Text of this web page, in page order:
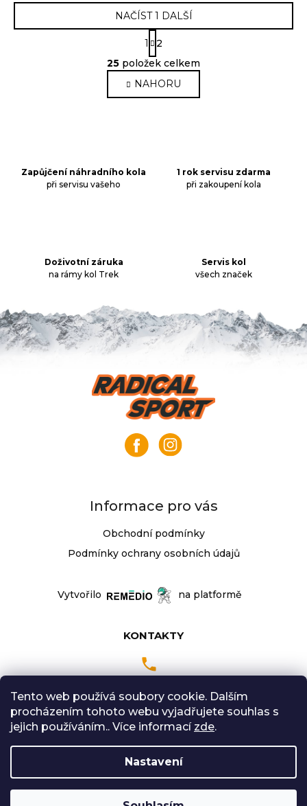
Tento web používá soubory cookie. Dalším
procházením tohoto webu vyjadřujete souhlas s
jejich používáním.. Více informací zde.
Nastavení
O
v
l
á
s
u
NAČÍST 1 DALŠÍ
S
t
r
á
n
k
1
2
25 položek celkem
NAHORU
Zapůjčení náhradního kola
při servisu vašeho
1 rok servisu zdarma
při zakoupení kola
Doživotní záruka
na rámy kol Trek
Servis kol
všech značek
Informace pro vás
Obchodní podmínky
Podmínky ochrany osobních údajů
Vytvořilo na platformě
KONTAKTY
Pondělí až Pátek
9:00 - 18:00 hodin
Sobota: 9:00-12:00
Vytvořil Shoptet